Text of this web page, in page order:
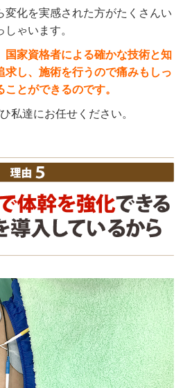
変化を実感された方がたくさんい
しゃいます。
国家資格者による確かな技術と知
求し、施術を行うので痛みもしっ
ことができるのです。
私達にお任せください。